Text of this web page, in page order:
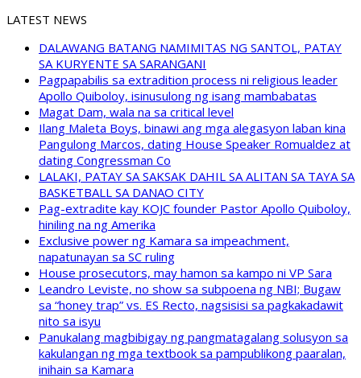
LATEST NEWS
DALAWANG BATANG NAMIMITAS NG SANTOL, PATAY
SA KURYENTE SA SARANGANI
Pagpapabilis sa extradition process ni religious leader
Apollo Quiboloy, isinusulong ng isang mambabatas
Magat Dam, wala na sa critical level
Ilang Maleta Boys, binawi ang mga alegasyon laban kina
Pangulong Marcos, dating House Speaker Romualdez at
dating Congressman Co
LALAKI, PATAY SA SAKSAK DAHIL SA ALITAN SA TAYA SA
BASKETBALL SA DANAO CITY
Pag-extradite kay KOJC founder Pastor Apollo Quiboloy,
hiniling na ng Amerika
Exclusive power ng Kamara sa impeachment,
napatunayan sa SC ruling
House prosecutors, may hamon sa kampo ni VP Sara
Leandro Leviste, no show sa subpoena ng NBI; Bugaw
sa “honey trap” vs. ES Recto, nagsisisi sa pagkakadawit
nito sa isyu
Panukalang magbibigay ng pangmatagalang solusyon sa
kakulangan ng mga textbook sa pampublikong paaralan,
inihain sa Kamara